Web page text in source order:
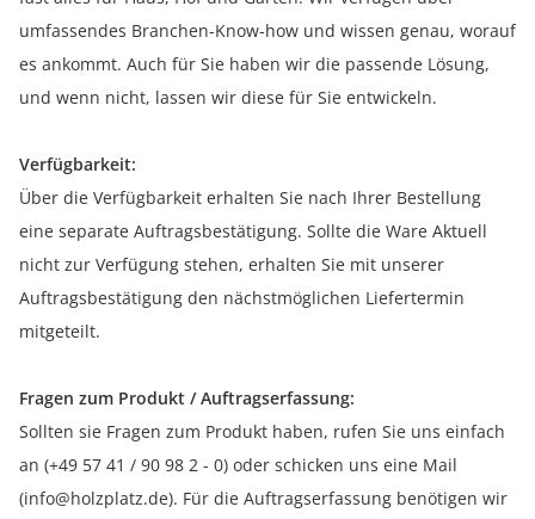
umfassendes Branchen-Know-how und wissen genau, worauf
es ankommt. Auch für Sie haben wir die passende Lösung,
und wenn nicht, lassen wir diese für Sie entwickeln.
Verfügbarkeit:
Über die Verfügbarkeit erhalten Sie nach Ihrer Bestellung
eine separate Auftragsbestätigung. Sollte die Ware Aktuell
nicht zur Verfügung stehen, erhalten Sie mit unserer
Auftragsbestätigung den nächstmöglichen Liefertermin
mitgeteilt.
Fragen zum Produkt / Auftragserfassung:
Sollten sie Fragen zum Produkt haben, rufen Sie uns einfach
an (+49 57 41 / 90 98 2 - 0) oder schicken uns eine Mail
(info@holzplatz.de). Für die Auftragserfassung benötigen wir